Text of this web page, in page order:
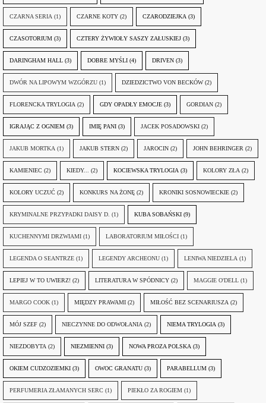
CZARNA SERIA (1) CZARNE KOTY (2) CZARODZIEJKA (3)
CZASOTORIUM (3) CZTERY ŻYWIOŁY SASZY ZAŁUSKIEJ (3)
DARINGHAM HALL (3) DOBRE MYŚLI (4) DRIVEN (3)
DWÓR NA LIPOWYM WZGÓRZU (1) DZIEDZICTWO VON BECKÓW (2)
FLORENCKA TRYLOGIA (2) GDY OPADŁY EMOCJE (3) GORDIAN (2)
IGRAJĄC Z OGNIEM (3) IMIĘ PANI (3) JACEK POSADOWSKI (2)
JAKUB MORTKA (1) JAKUB STERN (2) JAROCIN (2) JOHN BEHRINGER (2)
KAMIENIEC (2) KIEDY... (2) KOCIEWSKA TRYLOGIA (3) KOLORY ZŁA (2)
KOLORY UCZUĆ (2) KONKURS NA ŻONĘ (2) KRONIKI SOSNOWIECKIE (2)
KRYMINALNE PRZYPADKI DAISY D. (1) KUBA SOBAŃSKI (9)
KUCHENNYMI DRZWIAMI (1) LABORATORIUM MIŁOŚCI (1)
LEGENDA O SEANTRZE (1) LEGENDY ARCHEONU (1) LENIWA NIEDZIELA (1)
LEPIEJ W TO UWIERZ! (2) LITERATURA W SPÓDNICY (2) MAGGIE O'DELL (1)
MARGO COOK (1) MIĘDZY PRAWAMI (2) MIŁOŚĆ BEZ SCENARIUSZA (2)
MÓJ SZEF (2) NIECZYNNE DO ODWOŁANIA (2) NIEMA TRYLOGIA (3)
NIEZDOBYTA (2) NIEZMIENNI (3) NOWA PROZA POLSKA (3)
OKIEM CUDZOZIEMKI (3) OWOC GRANATU (3) PARABELLUM (3)
PERFUMERIA ZŁAMANYCH SERC (1) PIEKŁO ZA ROGIEM (1)